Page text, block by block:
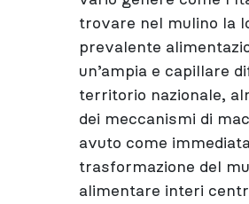
trovare nel mulino la
prevalente
un’ampia e capillare
territorio nazionale,
dei meccanismi di
avuto come
trasformazione del
alimentare interi